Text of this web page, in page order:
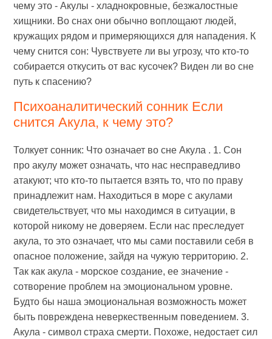
чему это - Акулы - хладнокровные, безжалостные
хищники. Во снах они обычно воплощают людей,
кружащих рядом и примеряющихся для нападения. К
чему снится сон: Чувствуете ли вы угрозу, что кто-то
собирается откусить от вас кусочек? Виден ли во сне
путь к спасению?
Психоаналитический сонник Если
снится Акула, к чему это?
Толкует сонник: Что означает во сне Акула . 1. Сон
про акулу может означать, что нас несправедливо
атакуют; что кто-то пытается взять то, что по праву
принадлежит нам. Находиться в море с акулами
свидетельствует, что мы находимся в ситуации, в
которой никому не доверяем. Если нас преследует
акула, то это означает, что мы сами поставили себя в
опасное положение, зайдя на чужую территорию. 2.
Так как акула - морское создание, ее значение -
сотворение проблем на эмоциональном уровне.
Будто бы наша эмоциональная возможность может
быть повреждена неверкественным поведением. 3.
Акула - символ страха смерти. Похоже, недостает сил